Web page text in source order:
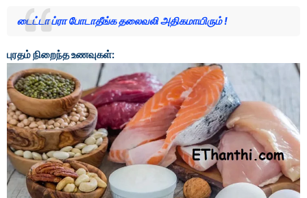
டைட்டா ப்ரா போடாதீங்க தலைவலி அதிகமாயிரும் !
புரதம் நிறைந்த உணவுகள்: